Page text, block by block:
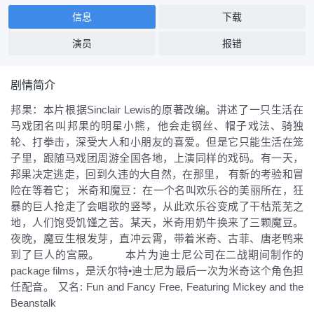
信息 下载
演员 报错
剧情简介
邦果：本片根据Sinclair Lewis的原著改编。讲述了一只生活在
马戏团名叫邦果的明星小熊，他会走钢丝、帽子戏法、骑独
轮、打拳击，深受大人和小朋友的喜爱。但是它只能生活在笼
子里，跟随马戏团周游全国各地，上演同样的戏码。有一天，
邦果决定逃走，回到久违的大自然，在那里， 有新的考验和冒
险在等着它； 米奇和魔豆：在一个名叫欢乐谷的美丽所在，狂
暴的巨人抢走了会唱歌的竖琴，从此欢乐谷变成了干枯荒芜之
地，人们饱受饥馑之苦。某天，米奇用奶牛换来了三颗魔豆。
夜晚，魔豆生根发芽，直冲云霄，带着米奇、古菲、唐老鸭来
到了巨人的宫殿。 本片为迪士尼公司在二战期间制作的
package films，是沃尔特•迪士尼为最后一次为米奇这个角色担
任配音。 又名: Fun and Fancy Free, Featuring Mickey and the
Beanstalk